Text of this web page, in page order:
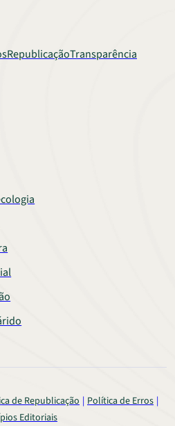
RepublicaçãoTransparência
de Republicação Política de Erros
Editoriais